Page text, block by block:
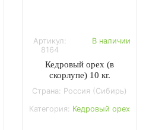
Артикул:
8164
В наличии
Кедровый орех (в
скорлупе) 10 кг.
Страна: Россия (Сибирь)
Категория: Кедровый орех